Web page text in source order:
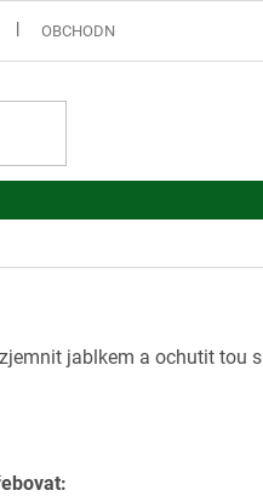
OBCHODNÍ PODMÍNKY
jablkem a ochutit tou